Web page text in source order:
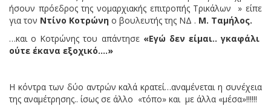
ήσουν πρόεδρος της νομαρχιακής επιτροπής Τρικάλων » είπε
για τον Ντίνο Κοτρώνη ο βουλευτής της ΝΔ . Μ. Ταμήλος.
…και ο Κοτρώνης του απάντησε«Εγώ δεν είμαι.. γκαφάλι
ούτε έκανα εξοχικό….»
Η κόντρα των δύο αντρών καλά κρατεί…αναμένεται η συνέχεια
της αναμέτρησης.. ίσως σε άλλο «τόπο» και με άλλα «μέσα»!!!!!!